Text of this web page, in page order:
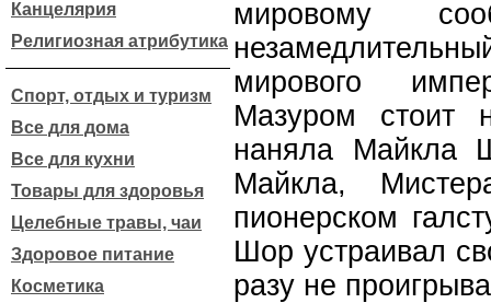
Канцелярия
Религиозная атрибутика
Спорт, отдых и туризм
Все для дома
Все для кухни
Товары для здоровья
Целебные травы, чаи
Здоровое питание
Косметика
мировому
мирового
Мазуром стоит
наняла Майкла
Майкла,
пионерском
Шор устраивал
разу не